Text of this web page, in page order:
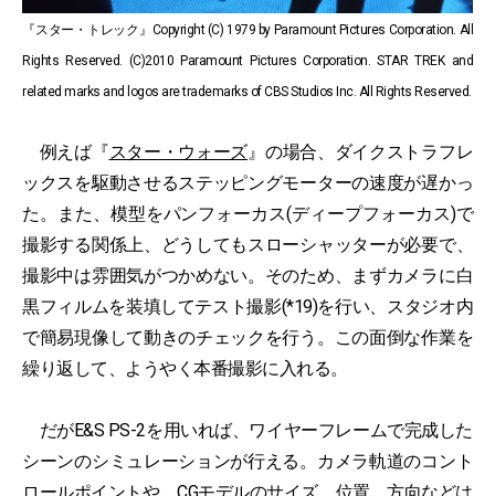
『スター・トレック』Copyright (C) 1979 by Paramount Pictures Corporation. All
Rights Reserved. (C)2010 Paramount Pictures Corporation. STAR TREK and
related marks and logos are trademarks of CBS Studios Inc. All Rights Reserved.
例えば『スター・ウォーズ』の場合、ダイクストラフレ
ックスを駆動させるステッピングモーターの速度が遅かっ
た。また、模型をパンフォーカス(ディープフォーカス)で
撮影する関係上、どうしてもスローシャッターが必要で、
撮影中は雰囲気がつかめない。そのため、まずカメラに白
黒フィルムを装填してテスト撮影(*19)を行い、スタジオ内
で簡易現像して動きのチェックを行う。この面倒な作業を
繰り返して、ようやく本番撮影に入れる。
だがE&S PS-2を用いれば、ワイヤーフレームで完成した
シーンのシミュレーションが行える。カメラ軌道のコント